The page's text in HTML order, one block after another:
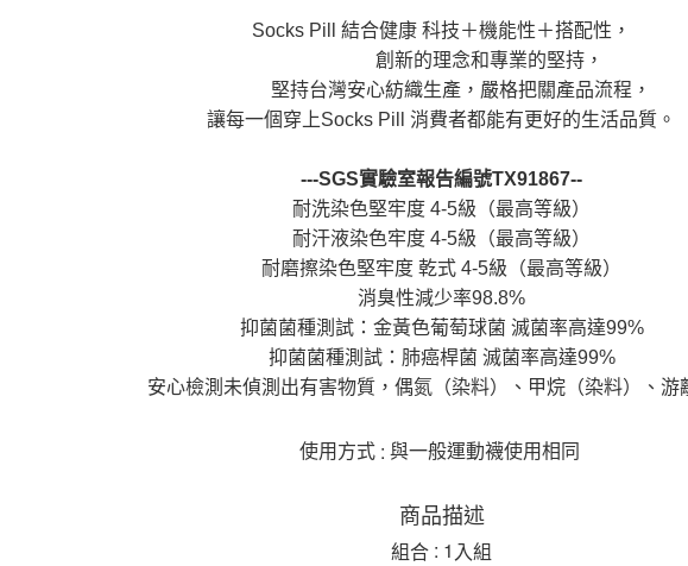
1.本服務係由「台灣大哥大股份有
用戶於交易時，得透過本服務購買
款買賣價金債權讓與本公司後，依
2.基於同意付款使用「大哥付你分
資料（包含姓名、電話或地址）提
用，由本公司與您本人進行分期帳
※ 請注意：結帳手續完成當下不需
絡購買商品的店家。未經商家同意
先享後付繳納相關費用。
※ 交易是否成功請以「AFTEE先享
是否繳費成功／繳費後需取消欲退
【注意事項】
１．透過由恩沛科技股份有限公司
求債權轉讓予恩沛科技股份有限公司
２．關於個人資料處理事宜，請瀏覽
https://aftee.tw/terms/#terms3
３．未成年的使用者請事先徵得法
「AFTEE先享後付」，若未經同意
任。
４．使用「AFTEE先享後付」時，
即時審查核予不同之上限額度；若
５．嚴禁一人註冊多個帳號或使用
形，恩沛科技股份有限公司將有權
Socks Pill 結合健康 科技＋機能性＋搭配性，
創新的理念和專業的堅持，
堅持台灣安心紡織生產，嚴格把關產品流程，
讓每一個穿上Socks Pill 消費者都能有更好的生活品質。
---SGS實驗室報告編號TX91867--
耐洗染色堅牢度 4-5級（最高等級）
耐汗液染色牢度 4-5級（最高等級）
耐磨擦染色堅牢度 乾式 4-5級（最高等級）
消臭性減少率98.8%
抑菌菌種測試：金黃色葡萄球菌 滅菌率高達99%
抑菌菌種測試：肺癌桿菌 滅菌率高達99%
安心檢測未偵測出有害物質，偶氮（染料）、甲烷（染料）、游
使用方式: 與一般運動襪使用相同
商品描述
組合 : 1 入組